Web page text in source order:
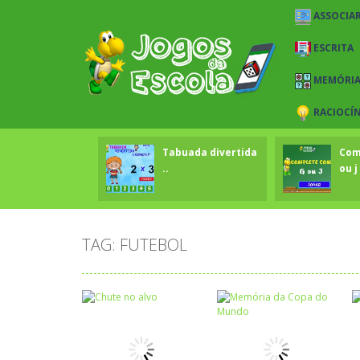
ESCRITA
MEMÓRIA
Tabuada divertida
..
ou j
TAG: FUTEBOL